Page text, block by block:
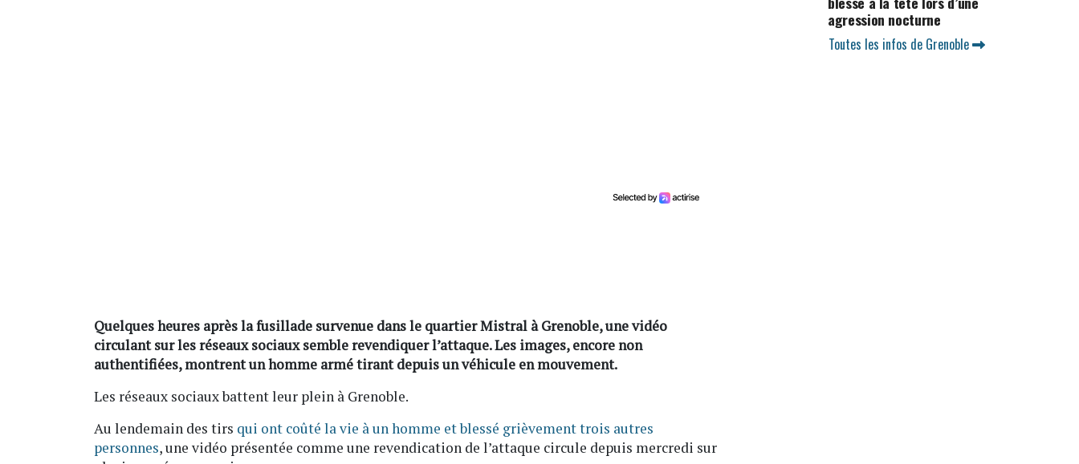
Quelques heures après la fusillade survenue dans le quartier Mistral à Grenoble, une vidéo
circulant sur les réseaux sociaux semble revendiquer l’attaque. Les images, encore non
authentifiées, montrent un homme armé tirant depuis un véhicule en mouvement.
Les réseaux sociaux battent leur plein à Grenoble.
Au lendemain des tirs qui ont coûté la vie à un homme et blessé grièvement trois autres
personnes, une vidéo présentée comme une revendication de l’attaque circule depuis mercredi sur
agression nocturne
Toutes les infos de Grenoble